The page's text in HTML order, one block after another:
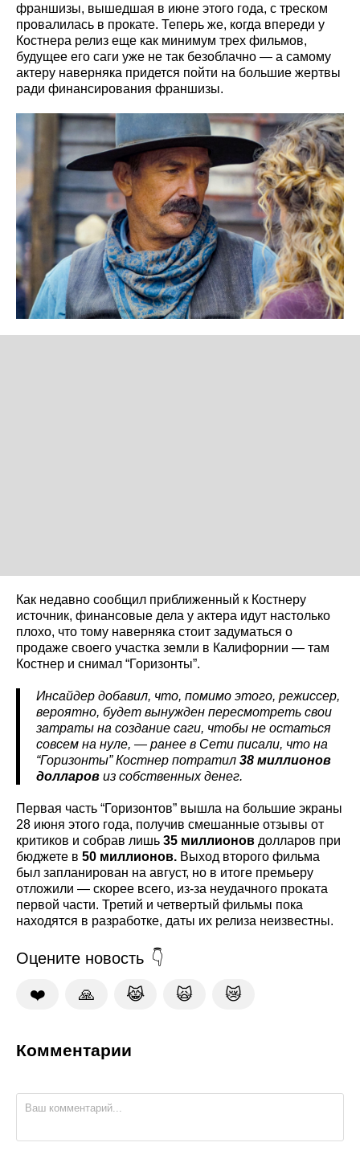
франшизы, вышедшая в июне этого года, с треском
провалилась в прокате. Теперь же, когда впереди у
Костнера релиз еще как минимум трех фильмов,
будущее его саги уже не так безоблачно — а самому
актеру наверняка придется пойти на большие жертвы
ради финансирования франшизы.
Как недавно сообщил приближенный к Костнеру
источник, финансовые дела у актера идут настолько
плохо, что тому наверняка стоит задуматься о
продаже своего участка земли в Калифорнии — там
Костнер и снимал “Горизонты”.
Инсайдер добавил, что, помимо этого, режиссер,
вероятно, будет вынужден пересмотреть свои
затраты на создание саги, чтобы не остаться
совсем на нуле, — ранее в Сети писали, что на
“Горизонты” Костнер потратил 38 миллионов
долларов из собственных денег.
Первая часть “Горизонтов” вышла на большие экраны
28 июня этого года, получив смешанные отзывы от
критиков и собрав лишь 35 миллионов долларов при
бюджете в 50 миллионов. Выход второго фильма
был запланирован на август, но в итоге премьеру
отложили — скорее всего, из-за неудачного проката
первой части. Третий и четвертый фильмы пока
находятся в разработке, даты их релиза неизвестны.
Оцените новость
❤️ 🙏 😹 🙀 😿
Комментарии